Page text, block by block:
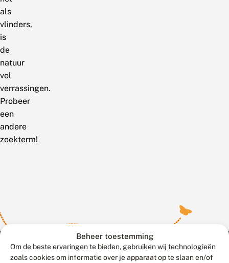
Beheer toestemming
Om de beste ervaringen te bieden, gebruiken wij technologieën
zoals cookies om informatie over je apparaat op te slaan en/of
als
vlinders,
is
de
natuur
vol
verrassingen.
Probeer
een
andere
zoekterm!